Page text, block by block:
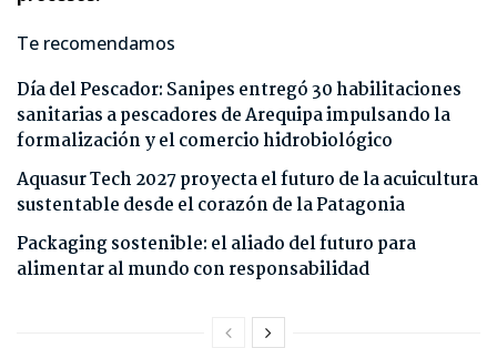
Te recomendamos
Día del Pescador: Sanipes entregó 30 habilitaciones
sanitarias a pescadores de Arequipa impulsando la
formalización y el comercio hidrobiológico
Aquasur Tech 2027 proyecta el futuro de la acuicultura
sustentable desde el corazón de la Patagonia
Packaging sostenible: el aliado del futuro para
alimentar al mundo con responsabilidad